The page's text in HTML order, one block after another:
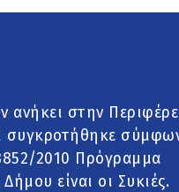
στην
συγκροτήθηκε
2010 Πρόγραμμα
είναι οι Συκιές.